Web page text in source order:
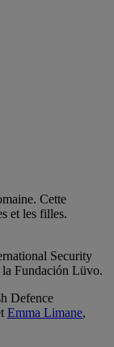
Cette
et les filles.
Security
la Fundación Lüvo.
Defence
Emma Limane,